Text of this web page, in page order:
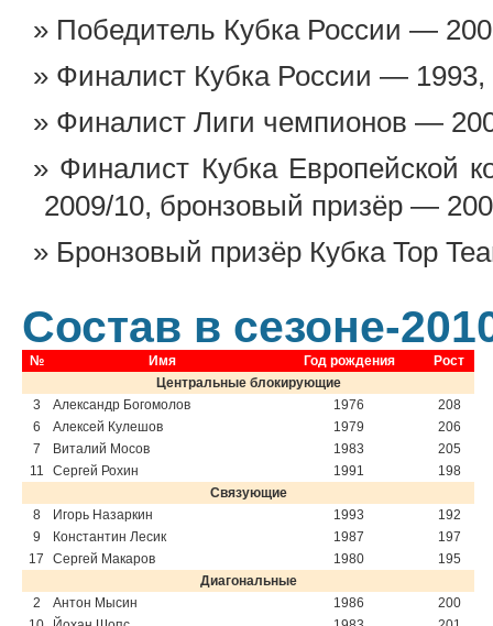
Победитель Кубка России —
Финалист Кубка России — 1993,
Финалист Лиги чемпионов —
Финалист Кубка Европейской
2009/10, бронзовый призёр —
Бронзовый призёр Кубка Top
Состав в сезоне-
№ Имя Год рождения
Рост
Центральные блокирующие
3
Александр Богомолов 1976
208
6
Алексей Кулешов 1979
206
7
Виталий Мосов 1983
205
11
Сергей Рохин 1991
198
Связующие
8
Игорь Назаркин 1993
192
9
Константин Лесик 1987
197
17
Сергей Макаров 1980
195
Диагональные
2
Антон Мысин 1986
200